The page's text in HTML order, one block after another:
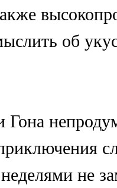
об
Гона
не